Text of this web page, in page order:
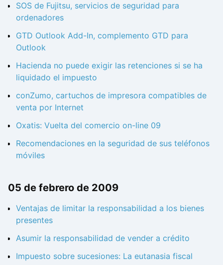
SOS de Fujitsu, servicios de seguridad para
ordenadores
GTD Outlook Add-In, complemento GTD para
Outlook
Hacienda no puede exigir las retenciones si se ha
liquidado el impuesto
conZumo, cartuchos de impresora compatibles de
venta por Internet
Oxatis: Vuelta del comercio on-line 09
Recomendaciones en la seguridad de sus teléfonos
móviles
05 de febrero de 2009
Ventajas de limitar la responsabilidad a los bienes
presentes
Asumir la responsabilidad de vender a crédito
Impuesto sobre sucesiones: La eutanasia fiscal